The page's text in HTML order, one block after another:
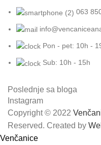
063
Pon - pet: 10h -
Sub: 10h - 15h
Poslednje sa bloga
Instagram
Copyright © 2022
Reserved. Created by
Venčanice